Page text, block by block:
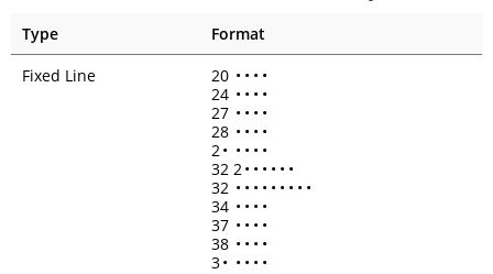
Type
Format
Fixed Line
20 • • • •
24 • • • •
27 • • • •
28 • • • •
2• • • • •
32 2• • • • • •
32 • • • • • • • • •
34 • • • •
37 • • • •
38 • • • •
3• • • • •